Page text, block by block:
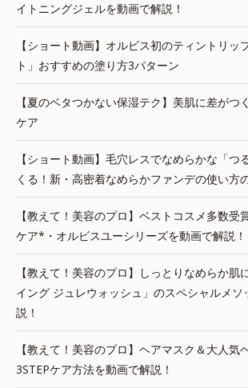
イトニングジェルを動画で解説！
【ショート動画】オルビス初のティントリッ
ト」おすすめの塗り方3パターン
【夏のベタつかない保湿テク】美肌に差がつ
ケア
【ショート動画】毛穴レスでなめらかな「つ
くる！新・高密着なめらかファンデの使い方
【教えて！美容のプロ】ベストコスメ多数受
ケア*・オルビスユーシリーズを動画で解説！
【教えて！美容のプロ】しっとりなめらか肌
イング ジュレウォッシュ」のスペシャルメソ
説！
【教えて！美容のプロ】ヘアマスク＆大人気
3STEPケア方法を動画で解説！